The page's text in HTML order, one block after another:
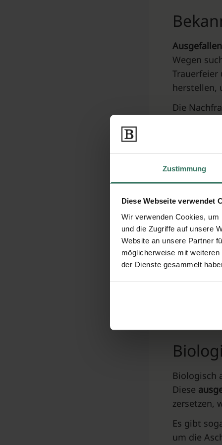
Zustimmung
Diese Webseite verwendet
Wir verwenden Cookies,
und die Zugriffe auf unsere
Website an unsere Partner
möglicherweise mit
der Dienste gesammelt
Wegen
herstellen,
Die
sondern
Urne zu
Vorzüge
Jedes
können.
Biologisch
Diese
zersetzen,
Es gibt
um die